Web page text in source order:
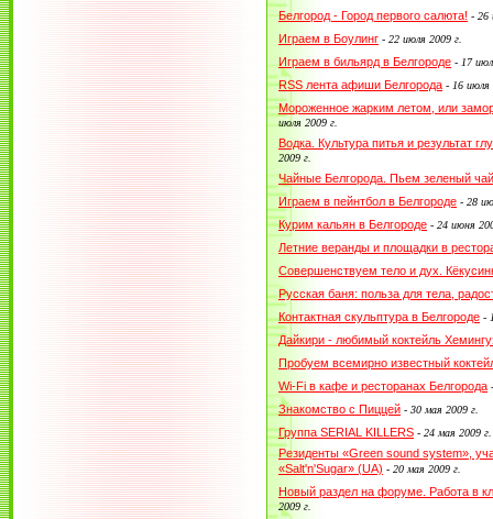
Белгород - Город первого салюта! - 26
Играем в Боулинг - 22 июля 2009 г.
Играем в бильярд в Белгороде - 17
RSS лента афиши Белгорода - 16 июля
Мороженное жарким летом, или
июля 2009 г.
Водка. Культура питья и результат
2009 г.
Чайные Белгорода. Пьем зеленый чай
Играем в пейнтбол в Белгороде - 28
Курим кальян в Белгороде - 24 июня
Летние веранды и площадки в
Совершенствуем тело и дух.
Русская баня: польза для тела,
Контактная скульптура в Белгороде -
Дайкири - любимый коктейль
Пробуем всемирно известный
Wi-Fi в кафе и ресторанах Белгорода
Знакомство с Пиццей - 30 мая 2009 г.
Группа SERIAL KILLERS - 24 мая 2009 г.
Резиденты «Green sound system»,
«Salt'n'Sugar» (UA) - 20 мая 2009 г.
Новый раздел на форуме. Работа в
2009 г.